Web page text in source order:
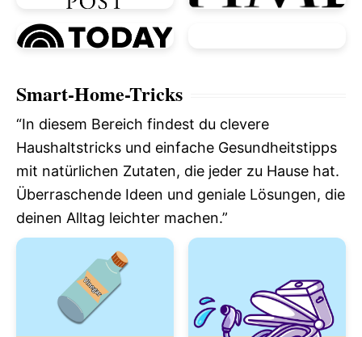
Smart-Home-Tricks
“In diesem Bereich findest du clevere
Haushaltstricks und einfache Gesundheitstipps
mit natürlichen Zutaten, die jeder zu Hause hat.
Überraschende Ideen und geniale Lösungen, die
deinen Alltag leichter machen.”